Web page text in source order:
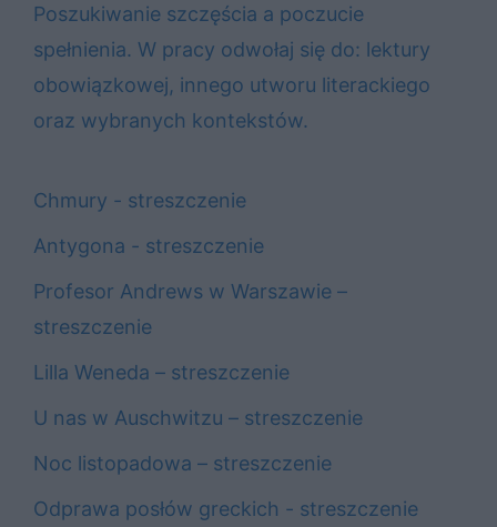
Poszukiwanie szczęścia a poczucie
spełnienia. W pracy odwołaj się do: lektury
obowiązkowej, innego utworu literackiego
oraz wybranych kontekstów.
Chmury - streszczenie
Antygona - streszczenie
Profesor Andrews w Warszawie –
streszczenie
Lilla Weneda – streszczenie
U nas w Auschwitzu – streszczenie
Noc listopadowa – streszczenie
Odprawa posłów greckich - streszczenie